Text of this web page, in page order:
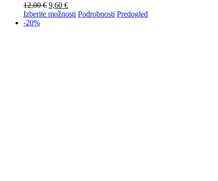
12,00€ 9,60 €
Izberite možnosti Podrobnosti Predogled
-20%